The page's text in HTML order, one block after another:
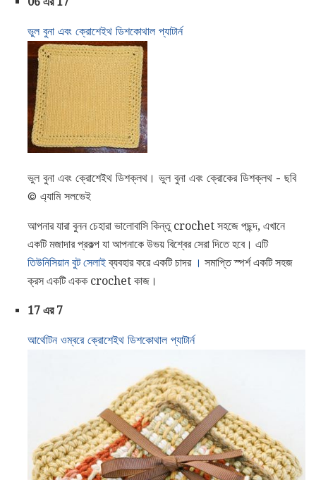
ভুল বুনা এবং ক্রোশেইথ ডিশকোথাল প্যাটার্ন
ভুল বুনা এবং ক্রোশেইথ ডিশক্লথ। ভুল বুনা এবং ক্রোকের ডিশক্লথ - ছবি
© এ্যামি সলভেই
আপনার যারা বুনন চেহারা ভালোবাসি কিন্তু crochet সহজে পছন্দ, এখানে
একটি মজাদার প্রকল্প যা আপনাকে উভয় বিশ্বের সেরা দিতে হবে। এটি
তিউনিসিয়ান বুট সেলাইব্যবহার করে একটি চাদর । সমাপ্তি স্পর্শ একটি সহজ
ক্রস একটি একক crochet কাজ।
17 এর 7
আর্থোটন ওম্বরে ক্রোশেইথ ডিশকোথাল প্যাটার্ন